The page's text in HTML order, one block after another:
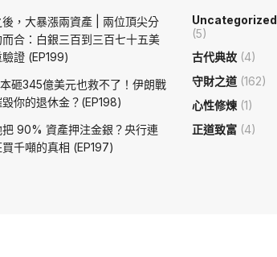
，大暴漲兩資產 | 兩位頂尖分
合：白銀三百到三百七十五美
證 (EP199)
砸345億美元也救不了！伊朗戰
你的退休金？(EP198)
把 90% 資產押注金銀？央行連
千噸的真相 (EP197)
Uncategorized
(5)
古代典故 (4)
守財之道 (162)
心性修煉 (1)
正道致富 (4)